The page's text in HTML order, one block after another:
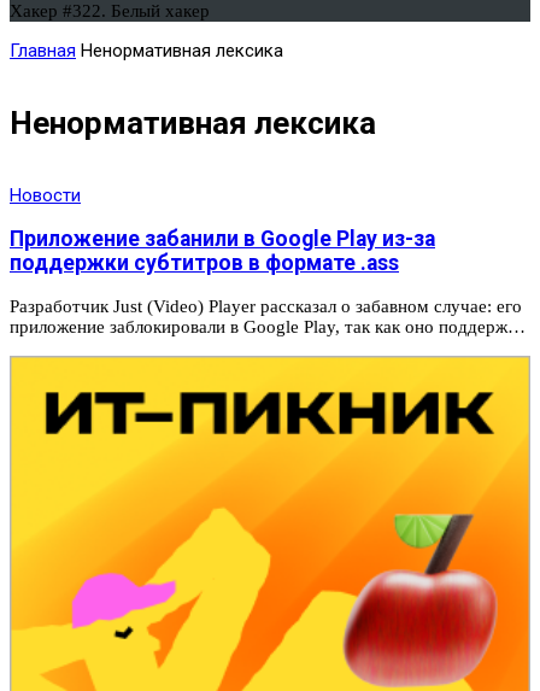
Хакер #322. Белый хакер
Главная Ненормативная лексика
Ненормативная лексика
Новости
Приложение забанили в Google Play из-за
поддержки субтитров в формате .ass
Разработчик Just (Video) Player рассказал о забавном случае: его
приложение заблокировали в Google Play, так как оно поддерж…